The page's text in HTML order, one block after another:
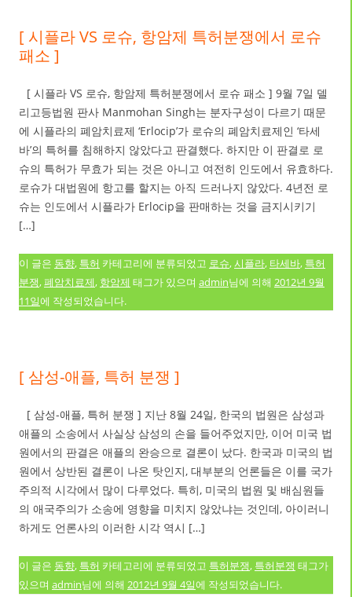
[ 시플라 VS 로슈, 항암제 특허분쟁에서 로슈
패소 ]
[ 시플라 VS 로슈, 항암제 특허분쟁에서 로슈 패소 ] 9월 7일 델
리고등법원 판사 Manmohan Singh는 분자구성이 다르기 때문
에 시플라의 폐암치료제 ‘Erlocip’가 로슈의 폐암치료제인 ‘타세
바’의 특허를 침해하지 않았다고 판결했다. 하지만 이 판결로 로
슈의 특허가 무효가 되는 것은 아니고 여전히 인도에서 유효하다.
로슈가 대법원에 항고를 할지는 아직 드러나지 않았다. 4년전 로
슈는 인도에서 시플라가 Erlocip을 판매하는 것을 금지시키기
[…]
이 글은 동향, 특허 카테고리에 분류되었고 로슈,시플라, 타세바, 특허
분쟁,폐암치료제, 항암제 태그가 있으며 admin님에 의해 2012년 9월
11일에 작성되었습니다.
[ 삼성-애플, 특허 분쟁 ]
[ 삼성-애플, 특허 분쟁 ] 지난 8월 24일, 한국의 법원은 삼성과
애플의 소송에서 사실상 삼성의 손을 들어주었지만, 이어 미국 법
원에서의 판결은 애플의 완승으로 결론이 났다. 한국과 미국의 법
원에서 상반된 결론이 나온 탓인지, 대부분의 언론들은 이를 국가
주의적 시각에서 많이 다루었다. 특히, 미국의 법원 및 배심원들
의 애국주의가 소송에 영향을 미치지 않았냐는 것인데, 아이러니
하게도 언론사의 이러한 시각 역시 […]
이 글은 동향, 특허 카테고리에 분류되었고 특허분쟁, 특허분쟁 태그가
있으며 admin님에 의해 2012년 9월 4일에 작성되었습니다.